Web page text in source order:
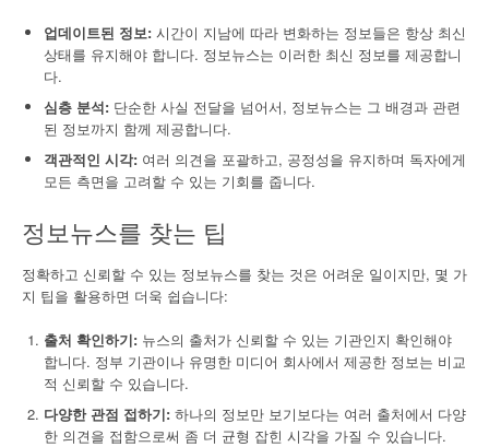
업데이트된 정보: 시간이 지남에 따라 변화하는 정보들은 항상 최신
상태를 유지해야 합니다. 정보뉴스는 이러한 최신 정보를 제공합니
다.
심층 분석: 단순한 사실 전달을 넘어서, 정보뉴스는 그 배경과 관련
된 정보까지 함께 제공합니다.
객관적인 시각: 여러 의견을 포괄하고, 공정성을 유지하며 독자에게
모든 측면을 고려할 수 있는 기회를 줍니다.
정보뉴스를 찾는 팁
정확하고 신뢰할 수 있는 정보뉴스를 찾는 것은 어려운 일이지만, 몇 가
지 팁을 활용하면 더욱 쉽습니다:
출처 확인하기: 뉴스의 출처가 신뢰할 수 있는 기관인지 확인해야
합니다. 정부 기관이나 유명한 미디어 회사에서 제공한 정보는 비교
적 신뢰할 수 있습니다.
다양한 관점 접하기: 하나의 정보만 보기보다는 여러 출처에서 다양
한 의견을 접함으로써 좀 더 균형 잡힌 시각을 가질 수 있습니다.